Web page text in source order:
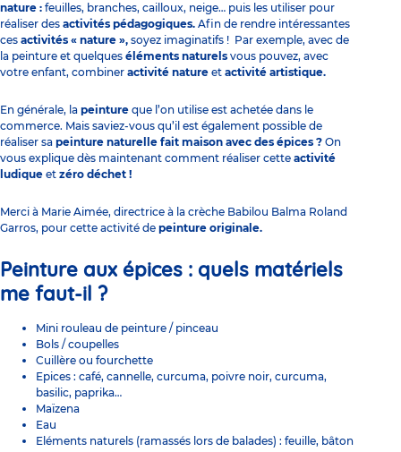
nature : feuilles, branches, cailloux, neige… puis les utiliser pour
réaliser des activités pédagogiques. Afin de rendre intéressantes
ces activités « nature », soyez imaginatifs ! Par exemple, avec de
la peinture et quelques éléments naturels vous pouvez, avec
votre enfant, combiner activité nature et activité artistique.
En générale, la peinture que l’on utilise est achetée dans le
commerce. Mais saviez-vous qu’il est également possible de
réaliser sa peinture naturelle fait maison avec des épices ? On
vous explique dès maintenant comment réaliser cette activité
ludique et zéro déchet !
Merci à Marie Aimée, directrice à la crèche Babilou Balma Roland
Garros, pour cette activité de peinture originale.
Peinture aux épices : quels matériels
me faut-il ?
Mini rouleau de peinture / pinceau
Bols / coupelles
Cuillère ou fourchette
Epices : café, cannelle, curcuma, poivre noir, curcuma,
basilic, paprika…
Maïzena
Eau
Eléments naturels (ramassés lors de balades) : feuille, bâton